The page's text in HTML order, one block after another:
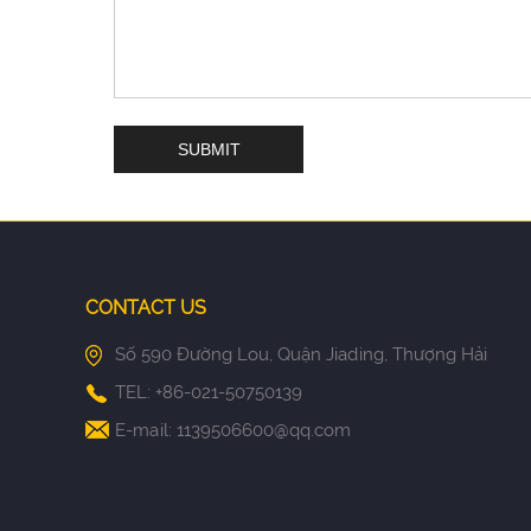
CONTACT US
Số 590 Đường Lou, Quận Jiading, Thượng Hải
TEL: +86-021-50750139
E-mail: 1139506600@qq.com